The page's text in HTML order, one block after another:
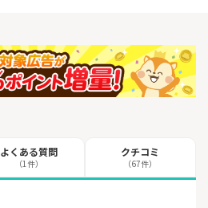
よくある質問
（1件）
クチコミ
（67件）